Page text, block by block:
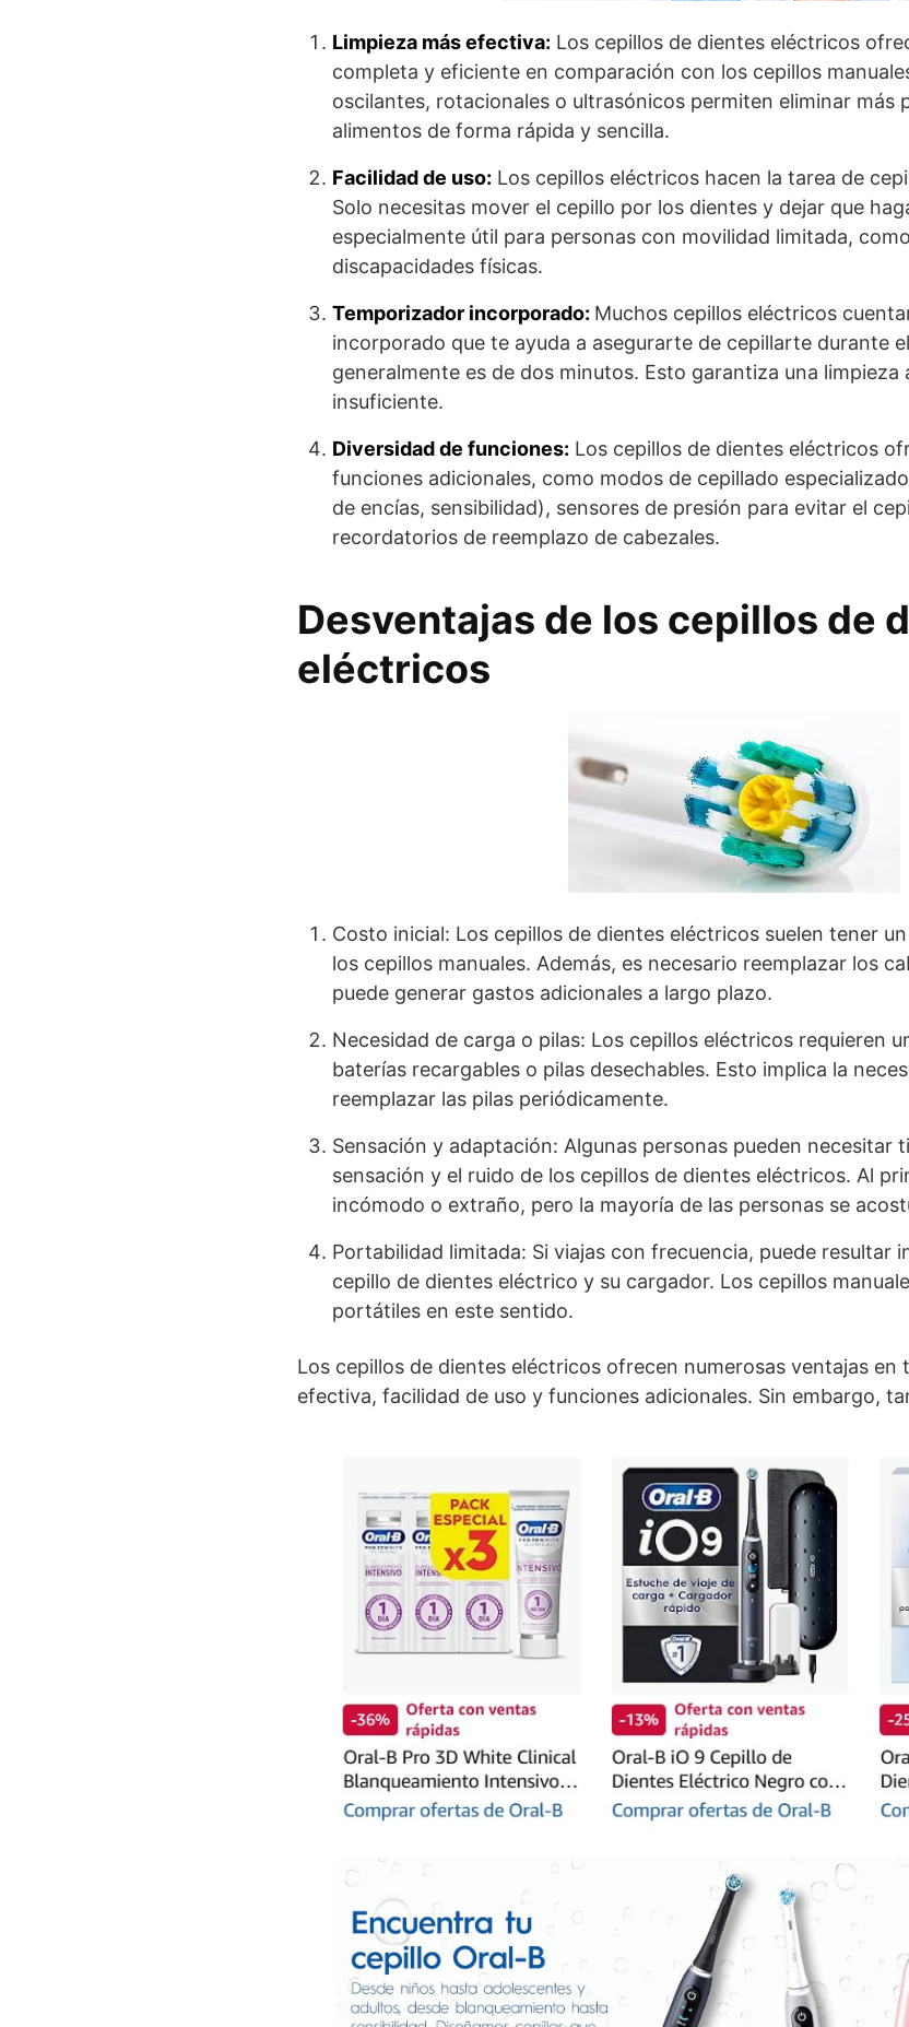
Limpieza más efectiva: Los cepillos de dientes eléctricos
completa y eficiente en comparación con los cepillos
oscilantes, rotacionales o ultrasónicos permiten eliminar más
alimentos de forma rápida y sencilla.
Facilidad de uso: Los cepillos eléctricos hacen la tarea de
Solo necesitas mover el cepillo por los dientes y dejar que
especialmente útil para personas con movilidad limitada,
discapacidades físicas.
Temporizador incorporado: Muchos cepillos eléctricos
incorporado que te ayuda a asegurarte de cepillarte durante
generalmente es de dos minutos. Esto garantiza una limpieza
insuficiente.
Diversidad de funciones: Los cepillos de dientes eléctricos
funciones adicionales, como modos de cepillado
de encías, sensibilidad), sensores de presión para evitar el
recordatorios de reemplazo de cabezales.
Desventajas de los cepillos de
eléctricos
Costo inicial: Los cepillos de dientes eléctricos suelen tener
los cepillos manuales. Además, es necesario reemplazar los
puede generar gastos adicionales a largo plazo.
Necesidad de carga o pilas: Los cepillos eléctricos requieren
baterías recargables o pilas desechables. Esto implica la
reemplazar las pilas periódicamente.
Sensación y adaptación: Algunas personas pueden necesitar
sensación y el ruido de los cepillos de dientes eléctricos. Al
incómodo o extraño, pero la mayoría de las personas se
Portabilidad limitada: Si viajas con frecuencia, puede resultar
cepillo de dientes eléctrico y su cargador. Los cepillos
portátiles en este sentido.
Los cepillos de dientes eléctricos ofrecen numerosas ventajas en
efectiva, facilidad de uso y funciones adicionales. Sin embargo,